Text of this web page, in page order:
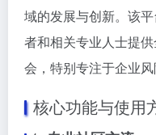
域的发展与创新。该
者和相关专业人士提
会，特别专注于企业
核心功能与使用